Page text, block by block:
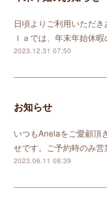
日頃よりご利用いただ
ｌａでは、年末年始休
2023.12.31 07:50
お知らせ
いつもAnelaをご愛顧頂
せです。ご予約時のみ
2023.06.11 08:39